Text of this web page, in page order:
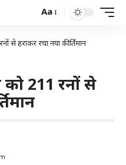
Aa
से हराकर रचा नया कीर्तिमान
211 रनों से